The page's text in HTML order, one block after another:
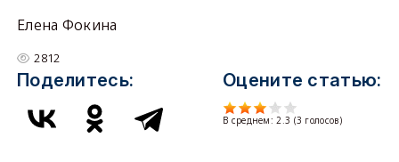
Елена Фокина
2812
Поделитесь: Оцените статью:
В среднем:2.3 (3 голосов)